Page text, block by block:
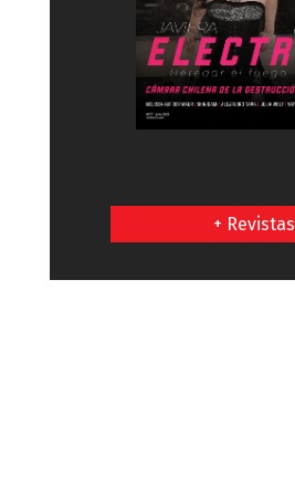
+ Revistas